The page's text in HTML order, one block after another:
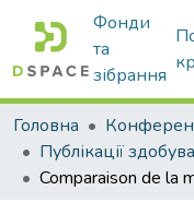
Фонди
та
зібрання
Головна